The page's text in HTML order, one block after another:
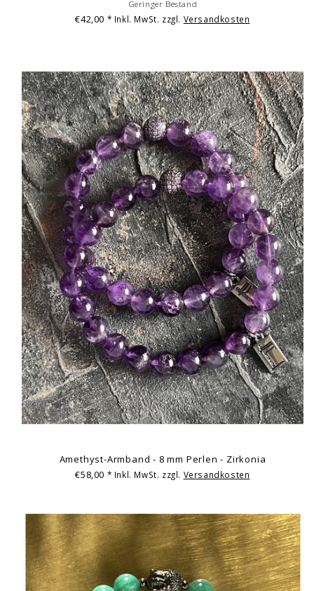
Geringer Bestand
€42,00 * Inkl. MwSt. zzgl. Versandkosten
Amethyst-Armband - 8 mm Perlen - Zirkonia
€58,00 * Inkl. MwSt. zzgl. Versandkosten